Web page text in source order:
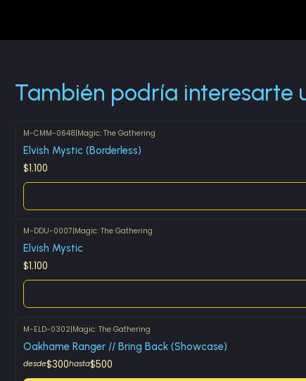
También podría interesarte
Agotado
M-CMM-0648|Magic: The Gathering
Elvish Mystic (Borderless)
$1.100
Agotado
M-DDU-0007|Magic: The Gathering
Elvish Mystic
$1.100
M-ELD-0302|Magic: The Gathering
Oakhame Ranger // Bring Back (Showcase)
desde$300hasta$500